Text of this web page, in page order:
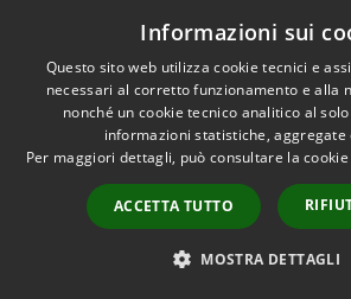
Indirizzo
Via Groppino, 22
Ospedale M.O. Locatelli Piario
LEGGI DI PIÙ
Ospedale SS Trinità
Informazioni sui
Questo sito web utilizza cookie tecnici e
necessari al corretto funzionamento e alla
nonché un cookie tecnico analitico al
informazioni statistiche, aggregate
Per maggiori dettagli, può consultare la
ACCETTA TUTTO
MOSTRA DETTAGLI